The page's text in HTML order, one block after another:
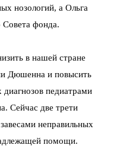
нозологий, а Ольга
Совета фонда.
в нашей стране
Дюшенна и повысить
диагнозов педиатрами
Сейчас две трети
неправильных
помощи.